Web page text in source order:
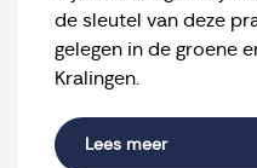
de sleutel van deze
gelegen in de groene
Kralingen.
Lees meer